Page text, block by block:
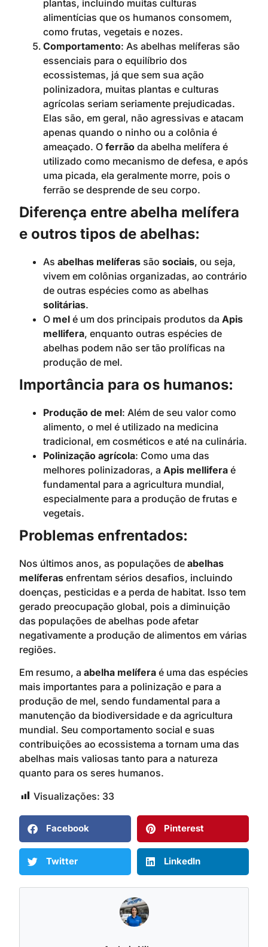
plantas, incluindo muitas culturas
alimentícias que os humanos consomem,
como frutas, vegetais e nozes.
Comportamento: As abelhas melíferas são
essenciais para o equilíbrio dos
ecossistemas, já que sem sua ação
polinizadora, muitas plantas e culturas
agrícolas seriam seriamente prejudicadas.
Elas são, em geral, não agressivas e atacam
apenas quando o ninho ou a colônia é
ameaçado. O ferrão da abelha melífera é
utilizado como mecanismo de defesa, e após
uma picada, ela geralmente morre, pois o
ferrão se desprende de seu corpo.
Diferença entre abelha melífera
e outros tipos de abelhas:
As abelhas melíferas são sociais, ou seja,
vivem em colônias organizadas, ao contrário
de outras espécies como as abelhas
solitárias.
O mel é um dos principais produtos da Apis
mellifera, enquanto outras espécies de
abelhas podem não ser tão prolíficas na
produção de mel.
Importância para os humanos:
Produção de mel: Além de seu valor como
alimento, o mel é utilizado na medicina
tradicional, em cosméticos e até na culinária.
Polinização agrícola: Como uma das
melhores polinizadoras, a Apis mellifera é
fundamental para a agricultura mundial,
especialmente para a produção de frutas e
vegetais.
Problemas enfrentados:
Nos últimos anos, as populações de abelhas
melíferas enfrentam sérios desafios, incluindo
doenças, pesticidas e a perda de habitat. Isso tem
gerado preocupação global, pois a diminuição
das populações de abelhas pode afetar
negativamente a produção de alimentos em várias
regiões.
Em resumo, a abelha melífera é uma das espécies
mais importantes para a polinização e para a
produção de mel, sendo fundamental para a
manutenção da biodiversidade e da agricultura
mundial. Seu comportamento social e suas
contribuições ao ecossistema a tornam uma das
abelhas mais valiosas tanto para a natureza
quanto para os seres humanos.
Visualizações: 33
Facebook Pinterest
Twitter LinkedIn